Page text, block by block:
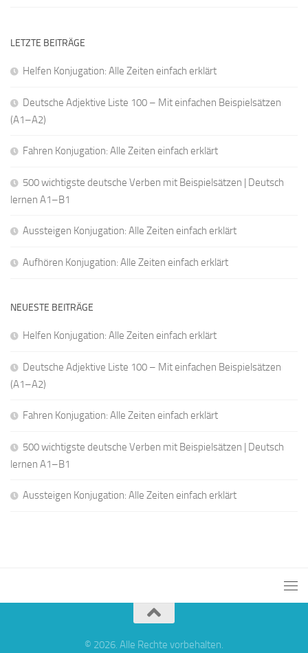
LETZTE BEITRÄGE
Helfen Konjugation: Alle Zeiten einfach erklärt
Deutsche Adjektive Liste 100 – Mit einfachen Beispielsätzen
(A1–A2)
Fahren Konjugation: Alle Zeiten einfach erklärt
500 wichtigste deutsche Verben mit Beispielsätzen | Deutsch
lernen A1–B1
Aussteigen Konjugation: Alle Zeiten einfach erklärt
Aufhören Konjugation: Alle Zeiten einfach erklärt
NEUESTE BEITRÄGE
Helfen Konjugation: Alle Zeiten einfach erklärt
Deutsche Adjektive Liste 100 – Mit einfachen Beispielsätzen
(A1–A2)
Fahren Konjugation: Alle Zeiten einfach erklärt
500 wichtigste deutsche Verben mit Beispielsätzen | Deutsch
lernen A1–B1
Aussteigen Konjugation: Alle Zeiten einfach erklärt
© 2026. Alle Rechte vorbehalten.